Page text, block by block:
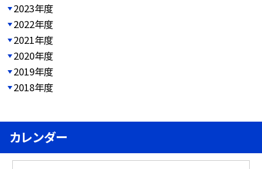
2023年度
2022年度
2021年度
2020年度
2019年度
2018年度
カレンダー